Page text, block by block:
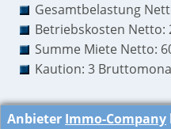
Gesamtbelastung
Betriebskosten Netto:
Summe Miete Netto:
Kaution: 3
Anbieter Immo-Company